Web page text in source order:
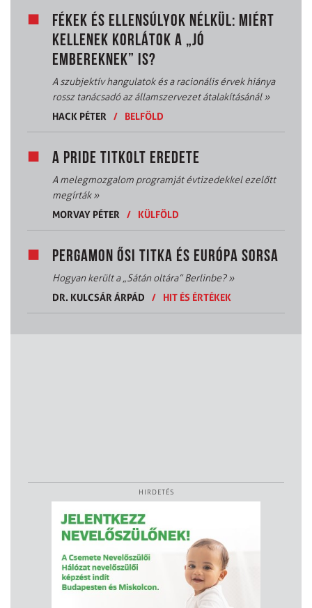
FÉKEK ÉS ELLENSÚLYOK NÉLKÜL: MIÉRT
KELLENEK KORLÁTOK A „JÓ
EMBEREKNEK” IS?
A szubjektív hangulatok és a racionális érvek hiánya
rossz tanácsadó az államszervezet átalakításánál»
HACK PÉTER
/ BELFÖLD
A PRIDE TITKOLT EREDETE
A melegmozgalom programját évtizedekkel ezelőtt
megírták»
MORVAY PÉTER
/ KÜLFÖLD
PERGAMON ŐSI TITKA ÉS EURÓPA SORSA
Hogyan került a „Sátán oltára” Berlinbe?»
DR. KULCSÁR ÁRPÁD
/ HIT ÉS ÉRTÉKEK
HIRDETÉS